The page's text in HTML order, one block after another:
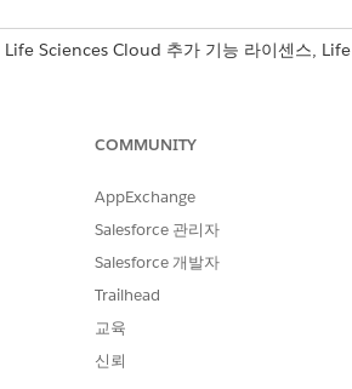
Sciences Cloud 추가 기능 라이센스,
도록 하려면 영역 외부 레코드 유형 검색
있도록 하려면 추가 검색 기본 설정에서
COMMUNITY
AppExchange
Salesforce 관리자
Salesforce 개발자
Trailhead
교육
신뢰